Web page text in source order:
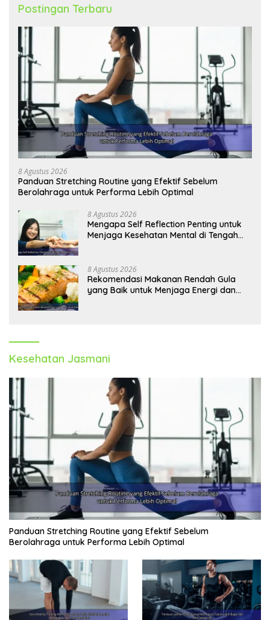
Postingan Terbaru
8 Agustus 2026
Panduan Stretching Routine yang Efektif Sebelum
Berolahraga untuk Performa Lebih Optimal
8 Agustus 2026
Mengapa Self Reflection Penting untuk
Menjaga Kesehatan Mental di Tengah
8 Agustus 2026
Rekomendasi Makanan Rendah Gula
yang Baik untuk Menjaga Energi dan
Kesehatan Jasmani
Panduan Stretching Routine yang Efektif Sebelum
Berolahraga untuk Performa Lebih Optimal